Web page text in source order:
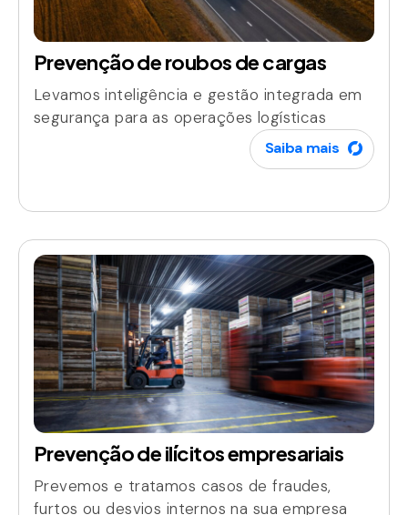
Prevenção de roubos de cargas
Levamos inteligência e gestão integrada em
segurança para as operações logísticas
Saiba mais
Prevenção de ilícitos empresariais
Prevemos e tratamos casos de fraudes,
furtos ou desvios internos na sua empresa